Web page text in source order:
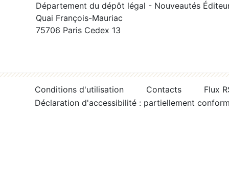
Département du dépôt légal - Nouveautés
Quai François-Mauriac
75706 Paris Cedex 13
Conditions d'utilisation Contacts
Flux
Déclaration d'accessibilité : partiellement